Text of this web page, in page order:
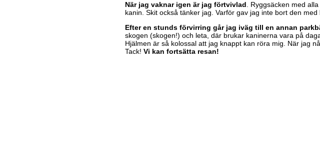
När jag vaknar igen är jag förtvivlad . Ryggsäcken med
kanin. Skit också tänker jag. Varför gav jag inte bort den med
Efter en stunds förvirring går jag iväg till en annan
skogen (skogen!) och leta, där brukar kaninerna vara på
Hjälmen är så kolossal att jag knappt kan röra mig. När jag
Tack! Vi kan fortsätta resan!